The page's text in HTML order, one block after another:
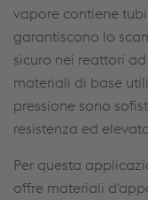
vapore contiene
garantiscono lo
sicuro nei reattori
materiali di base
pressione sono
resistenza ed
Per questa
offre materiali